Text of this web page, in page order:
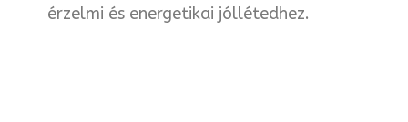
érzelmi és energetikai jóllétedhez.